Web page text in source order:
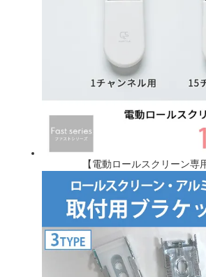
【電動ロールスクリーン専